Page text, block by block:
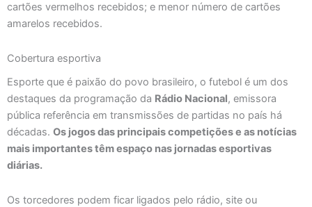
cartões vermelhos recebidos; e menor número de cartões
amarelos recebidos.
Cobertura esportiva
Esporte que é paixão do povo brasileiro, o futebol é um dos
destaques da programação da Rádio Nacional, emissora
pública referência em transmissões de partidas no país há
décadas. Os jogos das principais competições e as notícias
mais importantes têm espaço nas jornadas esportivas
diárias.
Os torcedores podem ficar ligados pelo rádio, site ou